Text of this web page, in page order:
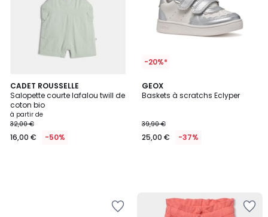
CADET ROUSSELLE
Salopette courte lafalou twill de
coton bio
à partir de
32,00 €
16,00 € -50%
-20%*
GEOX
Baskets à scratchs Eclyper
39,90 €
25,00 € -37%